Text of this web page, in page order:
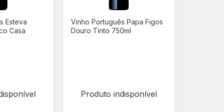
Esteva
Casa
Vinho Português Papa Figos
Douro Tinto 750ml
Produto indisponível